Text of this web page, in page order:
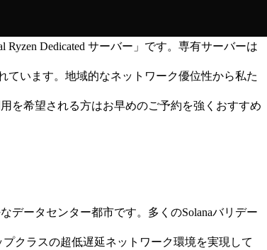
Dedicated サーバー」です。専有サーバーは
ています。地域的なネットワーク優位性から私た
を希望される方はお早めのご予約を強くおすすめ
データセンター都市です。多くのSolanaバリデー
クラスの超低遅延ネットワーク環境を実現して